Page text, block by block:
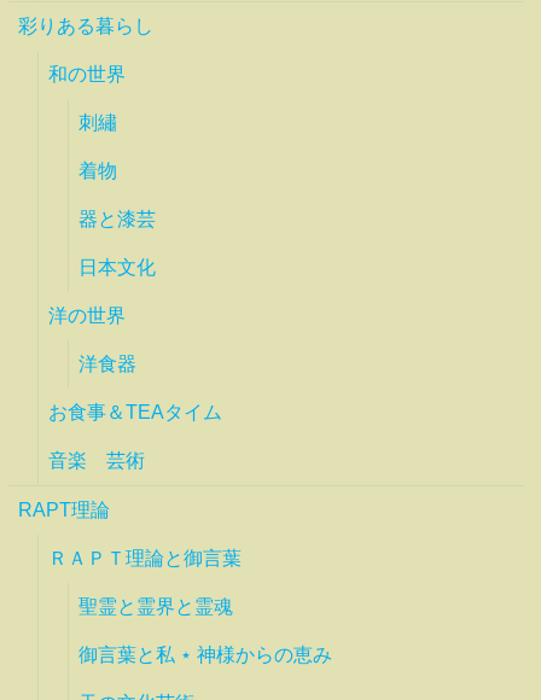
彩りある暮らし
和の世界
刺繡
着物
器と漆芸
日本文化
洋の世界
洋食器
お食事＆TEAタイム
音楽 芸術
RAPT理論
ＲＡＰＴ理論と御言葉
聖霊と霊界と霊魂
御言葉と私 ⋆ 神様からの恵み